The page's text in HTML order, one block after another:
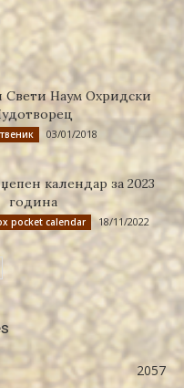
Наум Охридски
03/01/2018
календар за 2023
година
pocket calendar 18/11/2022
2057